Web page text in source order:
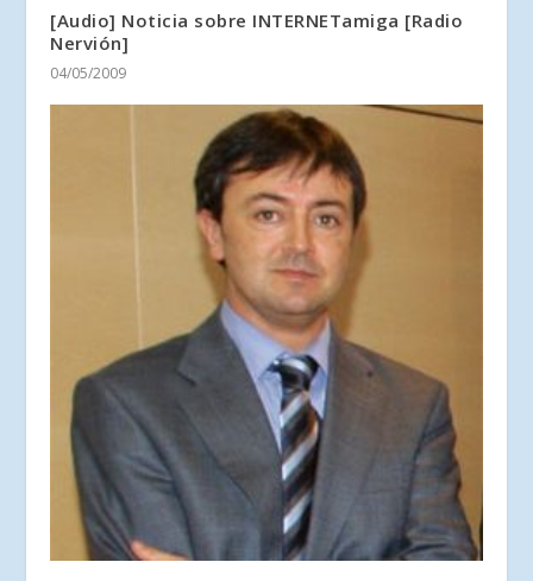
[Audio] Noticia sobre INTERNETamiga [Radio
Nervión]
04/05/2009